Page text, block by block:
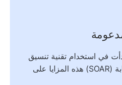
في استخدام تقنية تنسيق
الأمان والأتمتة والاستجابة (SOAR) هذه المزايا على